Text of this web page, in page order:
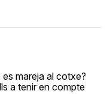
es mareja al cotxe?
a tenir en compte